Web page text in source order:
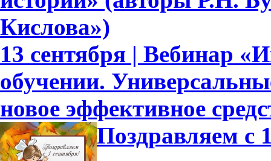
Кислова»)
13 сентября | Вебинар
обучении.
новое эффективное
Поздравляем с